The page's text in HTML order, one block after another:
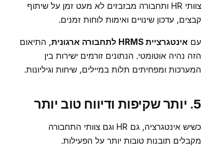
צוותי HR ותחבורה מבזבזים לא מעט זמן על שיתוף
קבצים, עדכון שינויים ואימות לוחות זמנים.
עם אינטגרציית HRMS לתחבורה ארגונית
, התיאום
הזה נהיה אוטומטי. הנתונים זורמים ישירות בין
המערכות ומפחיתים תלות במיילים, שיחות וגיליונות.
5. יותר שקיפות ודיווח טוב יותר
כשיש אינטגרציה, גם HR וגם צוותי התחבורה
מקבלים תובנות טובות יותר על הפעילות.